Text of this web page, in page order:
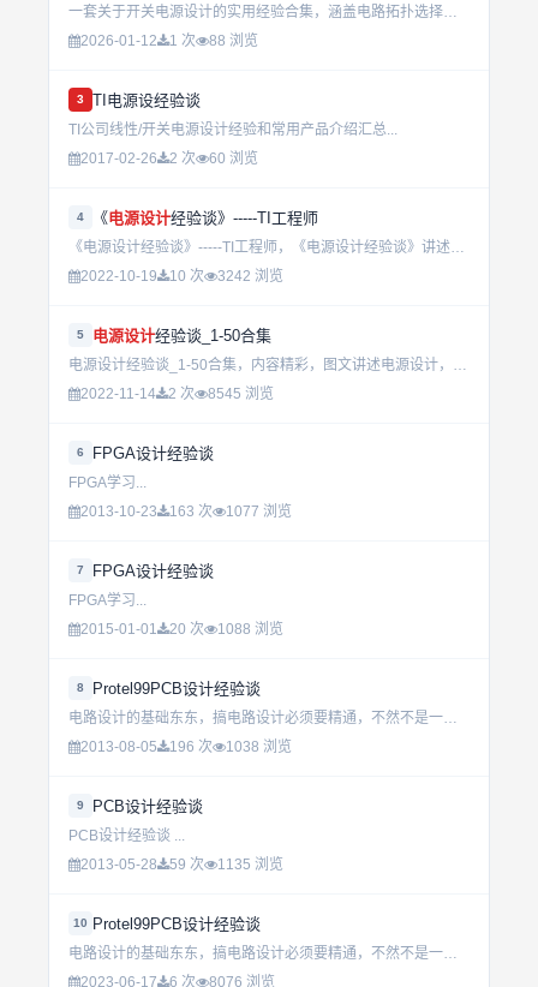
一套关于开关电源设计的实用经验合集，涵盖电路拓扑选择、元器件选型与热设计等核心内容，适合电源工程师参考和实践。...
2026-01-12
1 次 88 浏览
3 TI电源设经验谈
TI公司线性/开关电源设计经验和常用产品介绍汇总...
2017-02-26
2 次 60 浏览
4 《电源设计经验谈》-----TI工程师
《电源设计经验谈》-----TI工程师，《电源设计经验谈》讲述了很多电源设计经验，包括注意事项，如电源拓扑结构、设计思路等，对我们设计具有启迪作用。这个电子书可以说是TI工程师的经验总结，，里面的内容...
2022-10-19
10 次 3242 浏览
5 电源设计经验谈_1-50合集
电源设计经验谈_1-50合集，内容精彩，图文讲述电源设计，易懂，可供广大电子工程技术人员和大专院校师生参考使用。...
2022-11-14
2 次 8545 浏览
6 FPGA设计经验谈
FPGA学习...
2013-10-23
163 次 1077 浏览
7 FPGA设计经验谈
FPGA学习...
2015-01-01
20 次 1088 浏览
8 Protel99PCB设计经验谈
电路设计的基础东东，搞电路设计必须要精通，不然不是一个合格的设计师，当然也可以用其他软件...
2013-08-05
196 次 1038 浏览
9 PCB设计经验谈
PCB设计经验谈 ...
2013-05-28
59 次 1135 浏览
10 Protel99PCB设计经验谈
电路设计的基础东东，搞电路设计必须要精通，不然不是一个合格的设计师，当然也可以用其他软件...
2023-06-17
6 次 8076 浏览